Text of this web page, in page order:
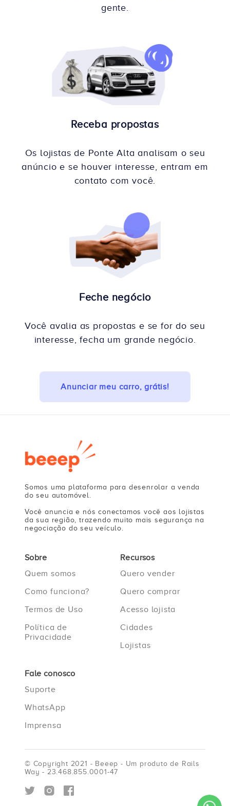
gente.
Receba propostas
Os lojistas de Ponte Alta analisam o seu
anúncio e se houver interesse, entram em
contato com você.
Feche negócio
Você avalia as propostas e se for do seu
interesse, fecha um grande negócio.
Anunciar meu carro, grátis!
Somos uma plataforma para desenrolar a venda
do seu automóvel.
Você anuncia e nós conectamos você aos lojistas
da sua região, trazendo muito mais segurança na
negociação do seu veículo.
Sobre
Quem somos
Como funciona?
Termos de Uso
Política de
Privacidade
Recursos
Quero vender
Quero comprar
Acesso lojista
Cidades
Lojistas
Fale conosco
Suporte
WhatsApp
Imprensa
© Copyright 2021 - Beeep - Um produto de Rails
Way - 23.468.855.0001-47